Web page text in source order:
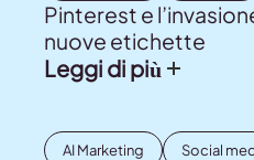
Pinterest e
nuove etichette
Leggi di più
AI Marketing Social